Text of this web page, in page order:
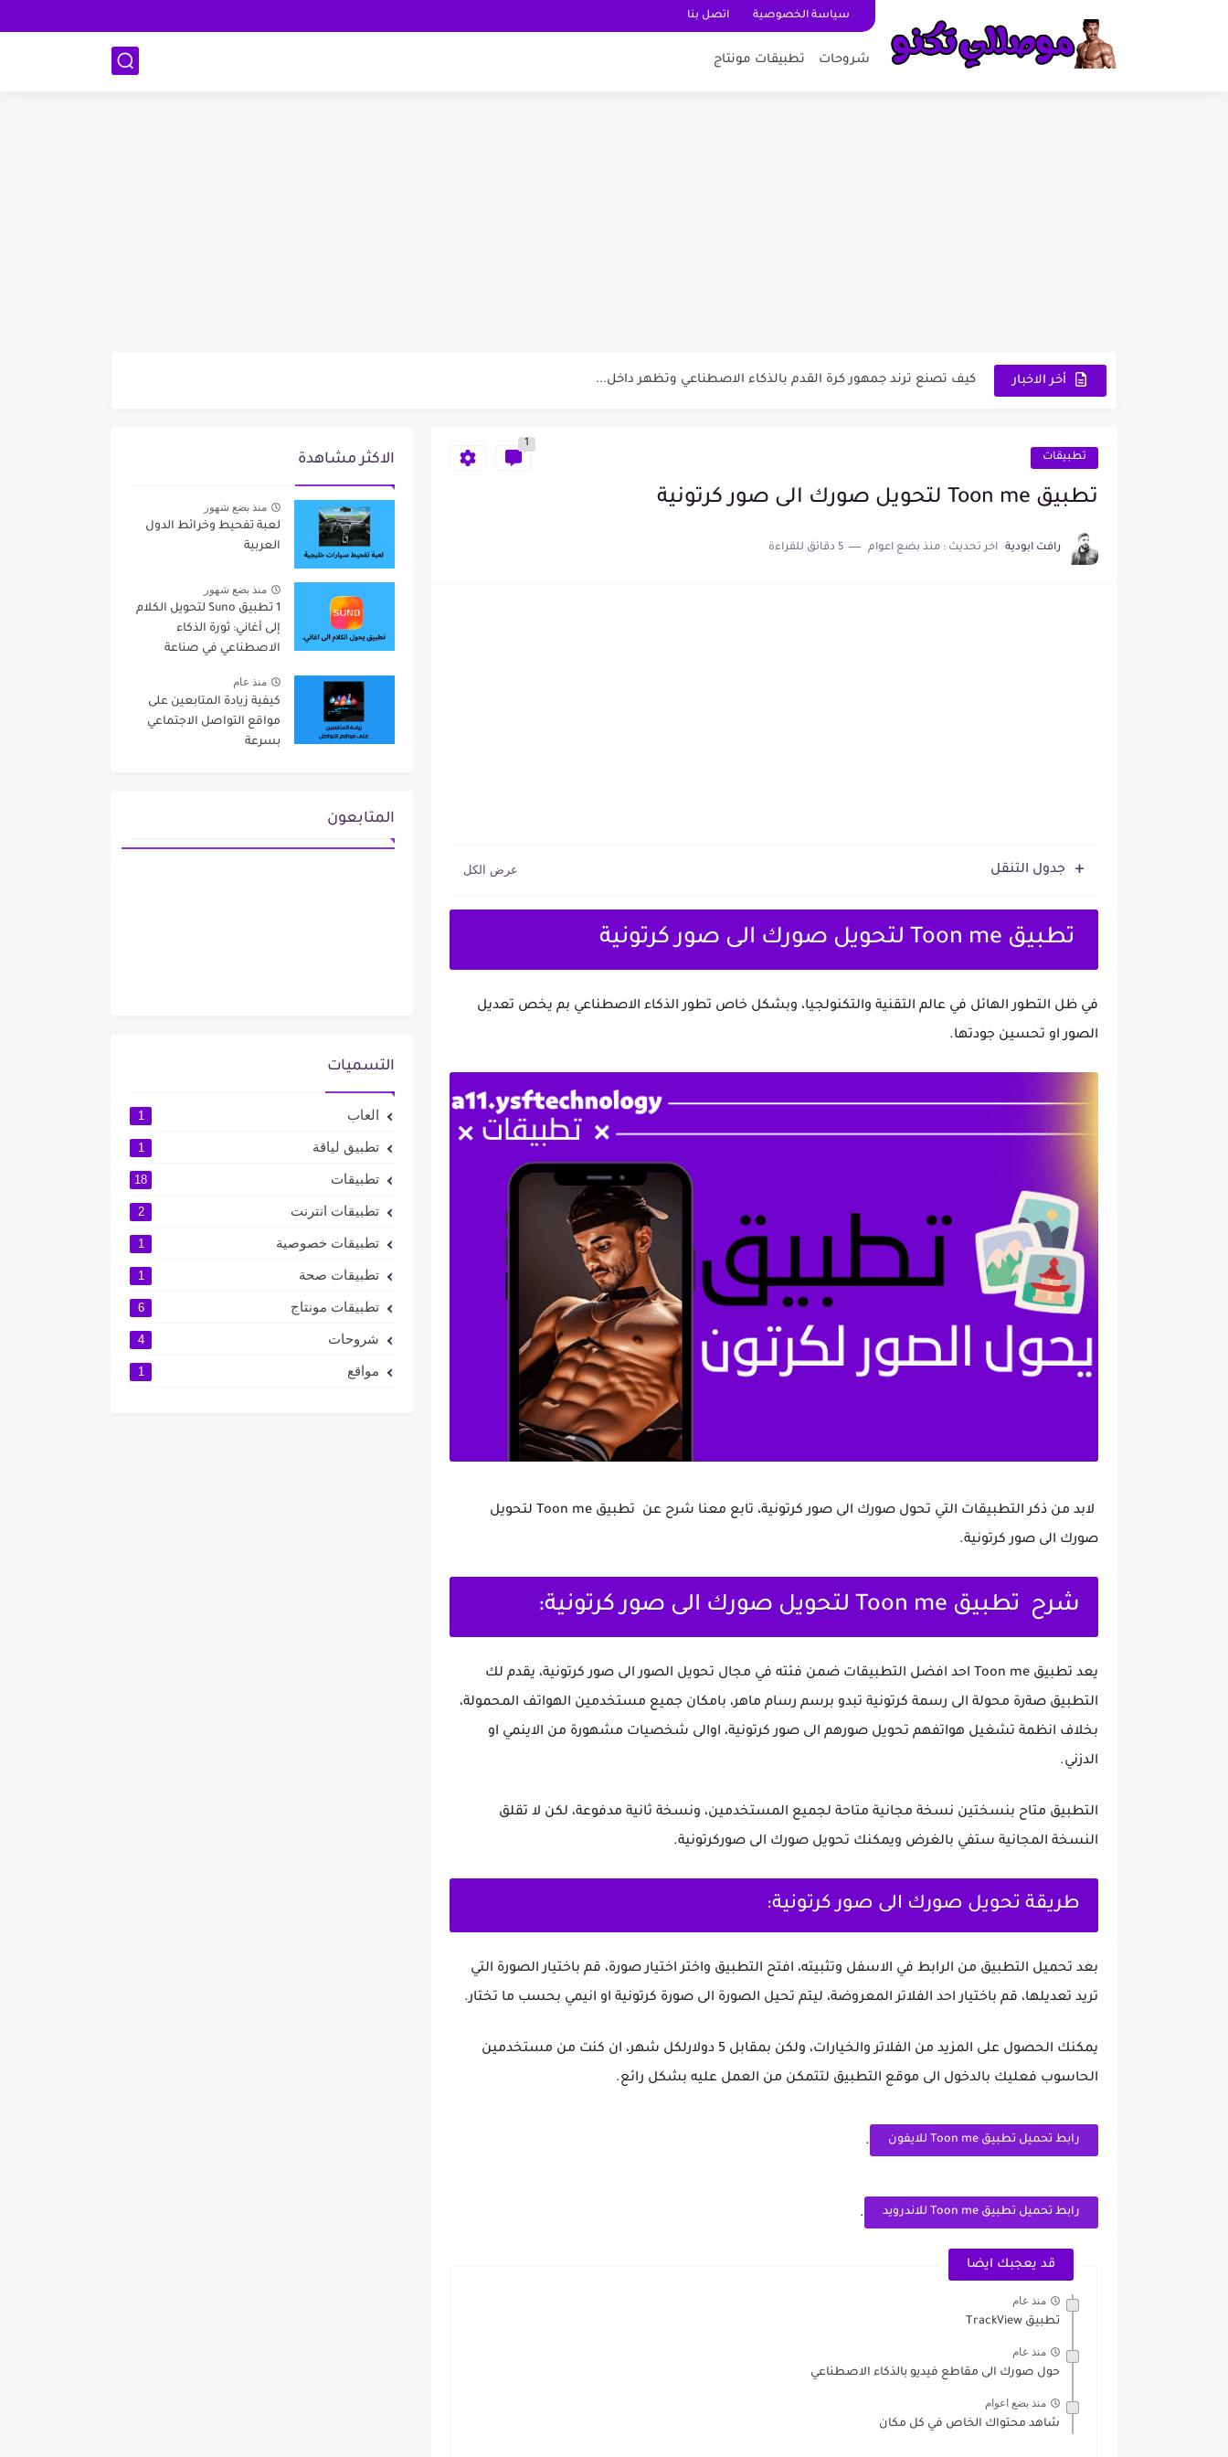
سياسة الخصوصية اتصل بنا
شروحات تطبيقات مونتاج
أخر الاخبار كيف تصنع ترند جمهور كرة القدم بالذكاء الاصطناعي وتظهر داخل...
تطبيق اختبار الذكاء
تطبيقات
1
تطبيق Toon me لتحويل صورك الى صور كرتونية
رافت ابودية اخر تحديث : منذ بضع اعوام 5 دقائق للقراءة
جدول التنقل
تطبيق Toon me لتحويل صورك الى صور كرتونية
في ظل التطور الهائل في عالم التقنية والتكنولجيا، وبشكل خاص تطور الذكاء الاصطناعي بم يخص تعديل
الصور او تحسين جودتها.
لابد من ذكر التطبيقات التي تحول صورك الى صور كرتونية، تابع معنا شرح عن تطبيق Toon me لتحويل
صورك الى صور كرتونية.
شرح تطبيق Toon me لتحويل صورك الى صور كرتونية:
يعد تطبيق Toon me احد افضل التطبيقات ضمن فئته في مجال تحويل الصور الى صور كرتونية، يقدم لك
التطبيق صةرة محولة الى رسمة كرتونية تبدو برسم رسام ماهر، بامكان جميع مستخدمين الهواتف المحمولة،
بخلاف انظمة تشغيل هواتفهم تحويل صورهم الى صور كرتونية، اوالى شخصيات مشهورة من الاينمي او
الدزني.
التطبيق متاح بنسختين نسخة مجانية متاحة لجميع المستخدمين، ونسخة ثانية مدفوعة، لكن لا تقلق
النسخة المجانية ستفي بالغرض ويمكنك تحويل صورك الى صوركرتونية.
طريقة تحويل صورك الى صور كرتونية:
بعد تحميل التطبيق من الرابط في الاسفل وتثبيته، افتح التطبيق واختر اختيار صورة، قم باختيار الصورة التي
تريد تعديلها، قم باختيار احد الفلاتر المعروضة، ليتم تحيل الصورة الى صورة كرتونية او انيمي بحسب ما تختار.
يمكنك الحصول على المزيد من الفلاتر والخيارات، ولكن بمقابل 5 دولارلكل شهر، ان كنت من مستخدمين
الحاسوب فعليك بالدخول الى موقع التطبيق لتتمكن من العمل عليه بشكل رائع.
رابط تحميل تطبيق Toon me للايفون .
رابط تحميل تطبيق Toon me للاندرويد .
قد يعجبك ايضا
منذ عام
تطبيق TrackView
منذ عام
حول صورك الى مقاطع فيديو بالذكاء الاصطناعي
منذ بضع اعوام
شاهد محتواك الخاص في كل مكان
الاكثر مشاهدة
منذ بضع شهور
لعبة تفحيط وخرائط الدول
العربية
منذ بضع شهور
1 تطبيق Suno لتحويل الكلام
إلى أغاني: ثورة الذكاء
الاصطناعي في صناعة
منذ عام
كيفية زيادة المتابعين على
مواقع التواصل الاجتماعي
بسرعة
المتابعون
التسميات
العاب 1
تطبيق لياقة 1
تطبيقات 18
تطبيقات انترنت 2
تطبيقات خصوصية 1
تطبيقات صحة 1
تطبيقات مونتاج 6
شروحات 4
مواقع 1